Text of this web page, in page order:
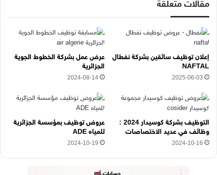
إ
ت
ر
و
ن
ي
ن
ا
مقالات متعلقة
إعلان توظيف سائقين بشركة نفطال
NAFTAL
2025-06-03
عرض عمل بشركة الخطوط الجوية
الجزائرية
2024-08-14
التوظيف بشركة كوسيدار 2024 :
وظائف في عديد الاختصاصات
2024-10-16
عروض توظيف بمؤسسة الجزائرية
للمياه ADE
2024-10-19